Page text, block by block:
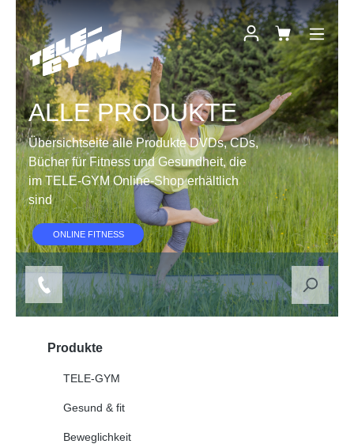
Zum Hauptinhalt springen
ALLE PRODUKTE
Übersichtseite alle Produkte DVDs, CDs,
Bücher für Fitness und Gesundheit, die
im TELE-GYM Online-Shop erhältlich
sind
ONLINE FITNESS
Produkte
TELE-GYM
Gesund & fit
Beweglichkeit